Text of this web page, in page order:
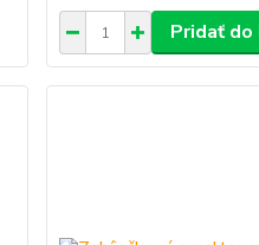
Pridať do